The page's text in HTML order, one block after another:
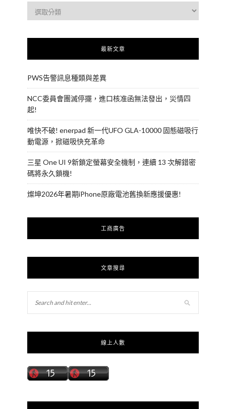
最新文章
PWS告警訊息種類與差異
NCC委員會團滅停擺，進口核准函無法發出，災情四
起!
唯快不破! enerpad 新一代UFO GLA-10000 固態磁吸行
動電源，掀磁吸快充革命
三星 One UI 9新鎖定螢幕安全機制，連續 13 次解錯密
碼將永久鎖機!
燦坤2026年暑期iPhone原廠電池舊換新應援優惠!
工商廣告
文章搜尋
線上人數